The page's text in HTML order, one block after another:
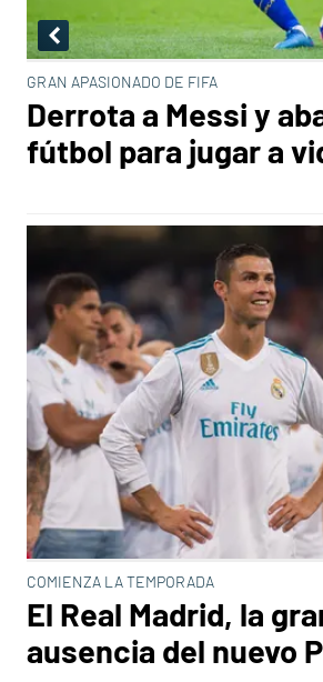
GRAN APASIONADO DE FIFA
Derrota a Messi y
fútbol para jugar a
COMIENZA LA TEMPORADA
El Real Madrid, la
ausencia del nuevo